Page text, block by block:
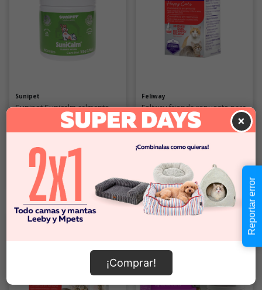
×
¡Comprar!
Sunipet
Sunipet Sunicalm calmante
natural para mascotas 105 GR
$18.990
Comprar
Feliway
Feliway friends repuesto para
difusor 48ML
$22.990
Comprar
Reportar error